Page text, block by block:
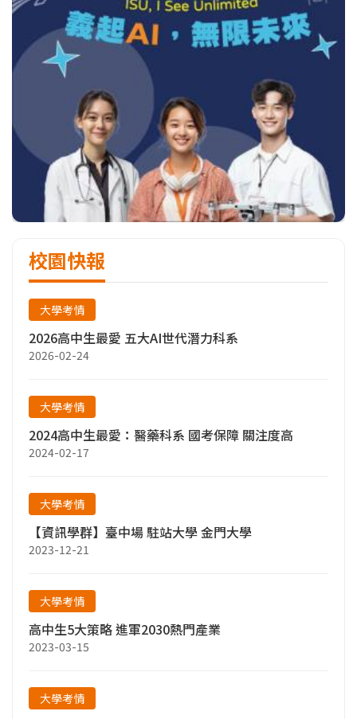
校園快報
大學考情
2026高中生最愛 五大AI世代潛力科系
2026-02-24
大學考情
2024高中生最愛：醫藥科系 國考保障 關注度高
2024-02-17
大學考情
【資訊學群】臺中場 駐站大學 金門大學
2023-12-21
大學考情
高中生5大策略 進軍2030熱門產業
2023-03-15
大學考情